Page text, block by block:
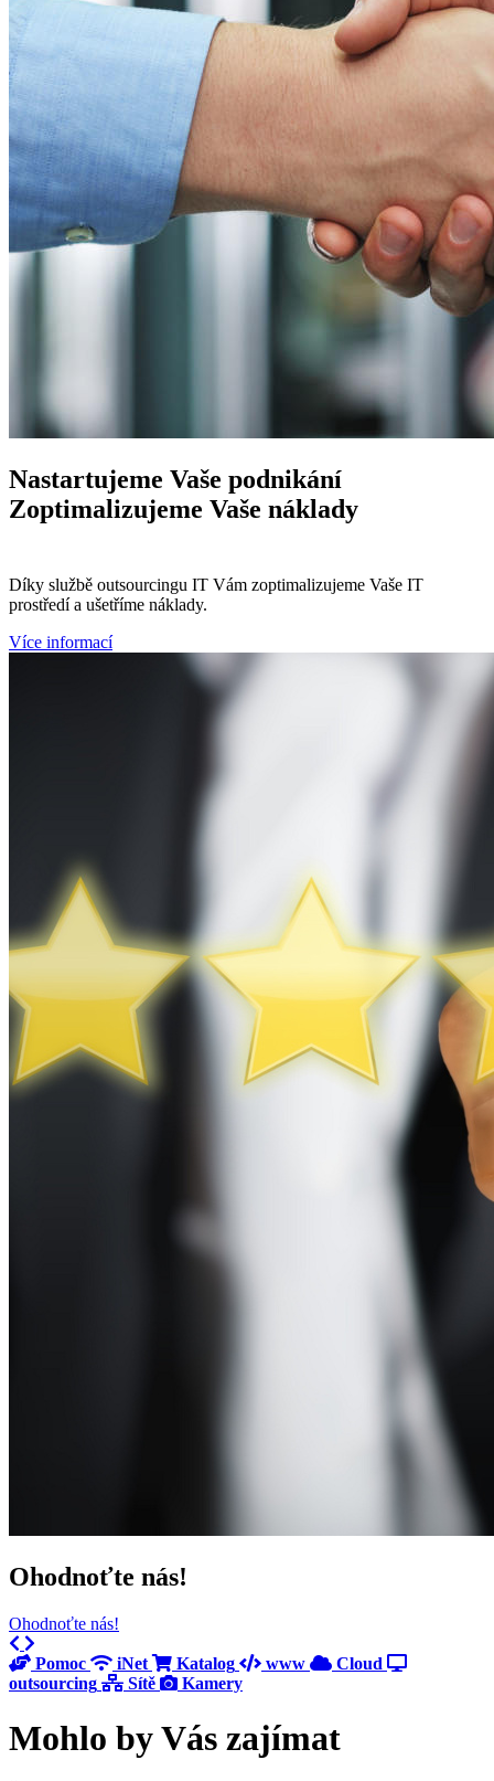
Nastartujeme Vaše podnikání
Zoptimalizujeme Vaše náklady
Díky službě outsourcingu IT Vám zoptimalizujeme Vaše IT
prostředí a ušetříme náklady.
Více informací
Ohodnoťte nás!
Ohodnoťte nás!
Previous
Pomoc
iNet Katalog www
Cloud
outsourcing
Sítě Kamery
Mohlo by Vás zajímat